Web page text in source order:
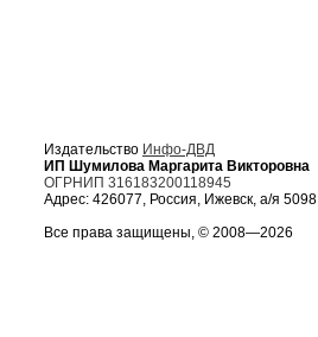
Издательство Инфо-ДВД
ИП Шумилова Маргарита Викторовна
ОГРНИП 316183200118945
Адрес: 426077, Россия, Ижевск, а/я 5098
Все права защищены, © 2008—2026